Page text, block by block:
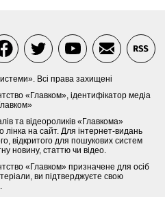
Всі права захищені
«Главком», ідентифікатор медіа
та відеороликів «Главкома»
лінка на сайт. Для інтернет-видань
відкритого для пошукових систем
новину, статтю чи відео.
«Главком» призначене для осіб
ви підтверджуєте свою